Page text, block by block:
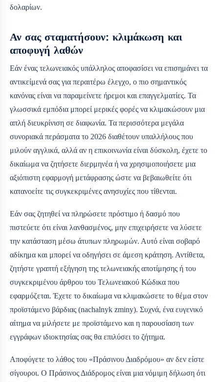
δολαρίων.
Αν σας σταματήσουν: κλιμάκωση και
αποφυγή λαθών
Εάν ένας τελωνειακός υπάλληλος αποφασίσει να επισημάνει τα
αντικείμενά σας για περαιτέρω έλεγχο, ο πιο σημαντικός
κανόνας είναι να παραμείνετε ήρεμοι και επαγγελματίες. Τα
γλωσσικά εμπόδια μπορεί μερικές φορές να κλιμακώσουν μια
απλή διευκρίνιση σε διαφωνία. Τα περισσότερα μεγάλα
συνοριακά περάσματα το 2026 διαθέτουν υπαλλήλους που
μιλούν αγγλικά, αλλά αν η επικοινωνία είναι δύσκολη, έχετε το
δικαίωμα να ζητήσετε διερμηνέα ή να χρησιμοποιήσετε μια
αξιόπιστη εφαρμογή μετάφρασης ώστε να βεβαιωθείτε ότι
κατανοείτε τις συγκεκριμένες ανησυχίες που τίθενται.
Εάν σας ζητηθεί να πληρώσετε πρόστιμο ή δασμό που
πιστεύετε ότι είναι λανθασμένος, μην επιχειρήσετε να λύσετε
την κατάσταση μέσω άτυπων πληρωμών. Αυτό είναι σοβαρό
αδίκημα και μπορεί να οδηγήσει σε άμεση κράτηση. Αντίθετα,
ζητήστε γραπτή εξήγηση της τελωνειακής αποτίμησης ή του
συγκεκριμένου άρθρου του Τελωνειακού Κώδικα που
εφαρμόζεται. Έχετε το δικαίωμα να κλιμακώσετε το θέμα στον
προϊστάμενο βάρδιας (nachalnyk zminy). Συχνά, ένα ευγενικό
αίτημα να μιλήσετε με προϊστάμενο και η παρουσίαση των
εγγράφων ιδιοκτησίας σας θα επιλύσει το ζήτημα.
Αποφύγετε το λάθος του «Πράσινου Διαδρόμου» αν δεν είστε
σίγουροι. Ο Πράσινος Διάδρομος είναι μια νόμιμη δήλωση ότι